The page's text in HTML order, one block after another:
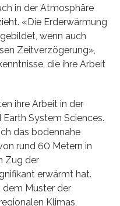
in der Atmosphäre
«Die Erderwärmung
wenn auch
Zeitverzögerung»,
die ihre Arbeit
ihre Arbeit in der
System Sciences.
das bodennahe
rund 60 Metern in
Zug der
erwärmt hat.
dem Muster der
Klimas,